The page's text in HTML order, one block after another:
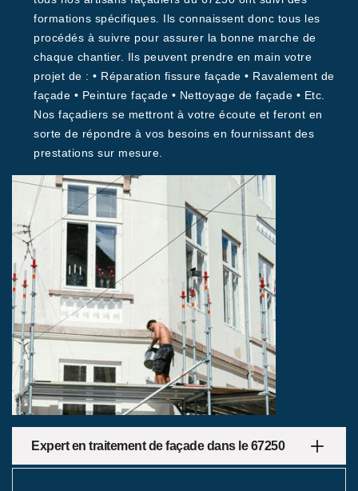
formations spécifiques. Ils connaissent donc tous les
procédés à suivre pour assurer la bonne marche de
chaque chantier. Ils peuvent prendre en main votre
projet de : • Réparation fissure façade • Ravalement de
façade • Peinture façade • Nettoyage de façade • Etc.
Nos façadiers se mettront à votre écoute et feront en
sorte de répondre à vos besoins en fournissant des
prestations sur mesure.
Expert en traitement de façade dans le 67250